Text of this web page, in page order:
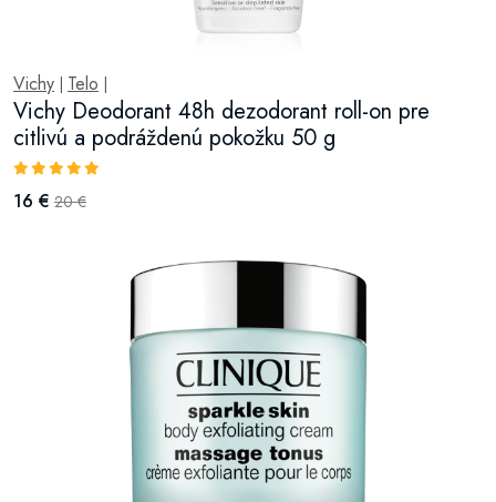
Vichy Telo
Vichy Deodorant 48h dezodorant roll-on pre
citlivú a podráždenú pokožku 50 g
16 € 20 €